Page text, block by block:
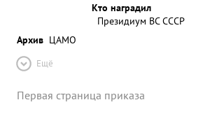
Кто наградил
Президиум ВС СССР
Архив ЦАМО
Ещё
Первая страница приказа